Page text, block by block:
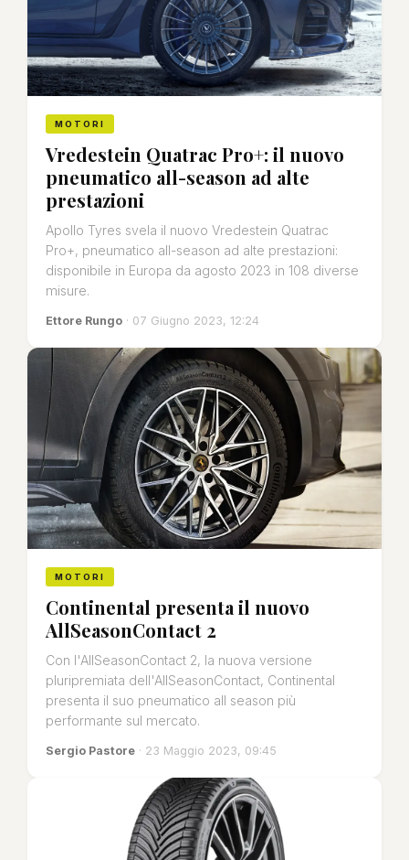
MOTORI
Vredestein Quatrac Pro+: il nuovo
pneumatico all-season ad alte
prestazioni
Apollo Tyres svela il nuovo Vredestein Quatrac
Pro+, pneumatico all-season ad alte prestazioni:
disponibile in Europa da agosto 2023 in 108 diverse
misure.
Ettore Rungo · 07 Giugno 2023, 12:24
MOTORI
Continental presenta il nuovo
AllSeasonContact 2
Con l'AllSeasonContact 2, la nuova versione
pluripremiata dell'AllSeasonContact, Continental
presenta il suo pneumatico all season più
performante sul mercato.
Sergio Pastore · 23 Maggio 2023, 09:45